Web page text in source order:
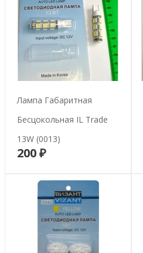
Лампа Габаритная
Бесцокольная IL Trade
13W (0013)
200 ₽В корзину